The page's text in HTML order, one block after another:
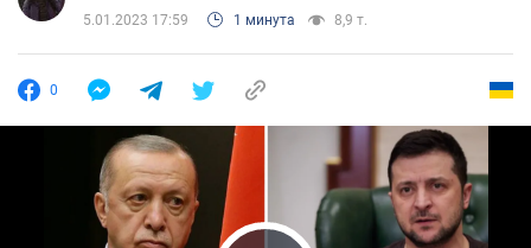
5.01.2023 17:59 1 минута 8,9 т.
0